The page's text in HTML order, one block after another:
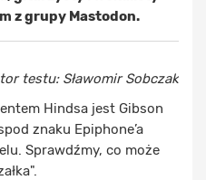
z grupy Mastodon.
testu: Sławomir Sobczak
Hindsa jest Gibson
znaku Epiphone’a
Sprawdźmy, co może